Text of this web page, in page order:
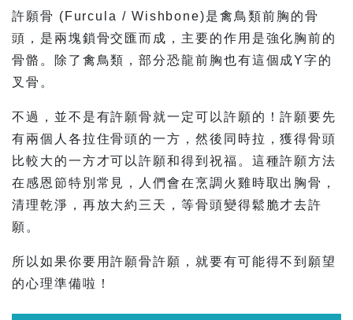
許願骨 (Furcula / Wishbone)是禽鳥類前胸的骨
頭，是兩塊鎖骨交匯而成，主要的作用是強化胸前的
骨骼。除了禽鳥類，部分恐龍前胸也有這個成Y字的
叉骨。
不過，並不是有許願骨就一定可以許願的！許願要先
有兩個人各拉住骨頭的一方，然後同時拉，獲得骨頭
比較大的一方才可以許願和得到祝福。這種許願方法
在感恩節特別常見，人們會在烹調火雞時取出胸骨，
清理乾淨，再放大約三天，等骨頭變得鬆脆才去許
願。
所以如果你要用許願骨許願，就要有可能得不到願望
的心理準備啦！